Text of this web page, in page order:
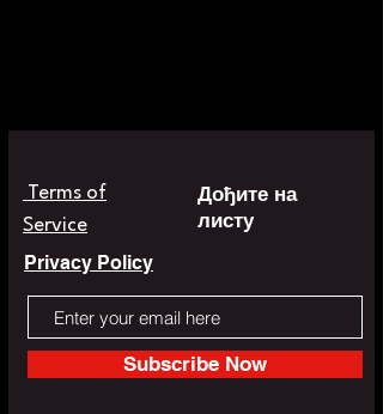
Terms of
Service
Дођите на
листу
Privacy Policy
Subscribe Now